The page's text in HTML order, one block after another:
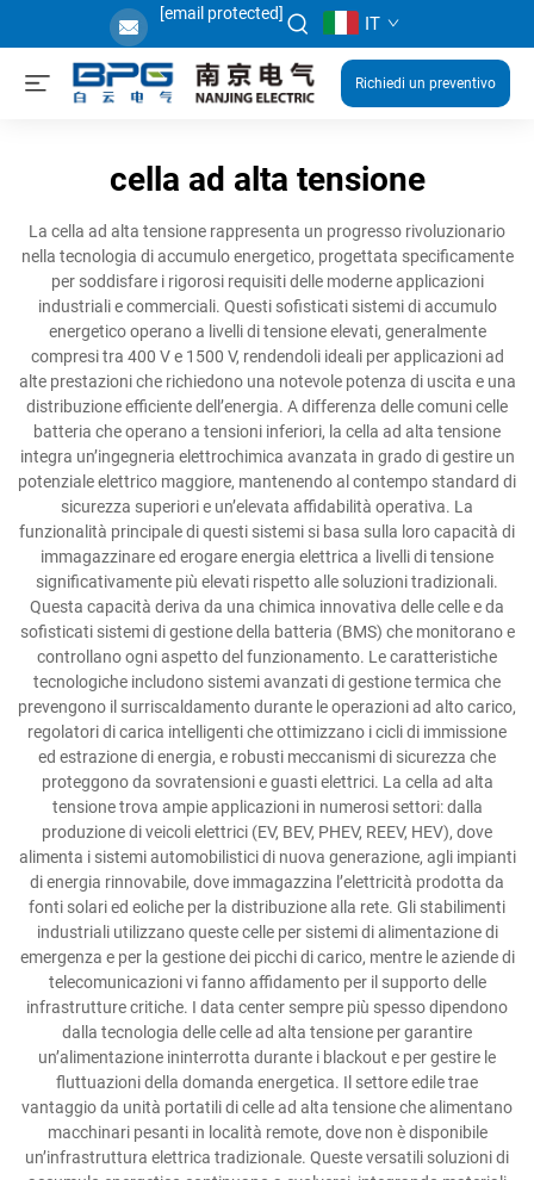
[email protected] IT
Richiedi un preventivo
cella ad alta tensione
La cella ad alta tensione rappresenta un progresso rivoluzionario
nella tecnologia di accumulo energetico, progettata specificamente
per soddisfare i rigorosi requisiti delle moderne applicazioni
industriali e commerciali. Questi sofisticati sistemi di accumulo
energetico operano a livelli di tensione elevati, generalmente
compresi tra 400 V e 1500 V, rendendoli ideali per applicazioni ad
alte prestazioni che richiedono una notevole potenza di uscita e una
distribuzione efficiente dell’energia. A differenza delle comuni celle
batteria che operano a tensioni inferiori, la cella ad alta tensione
integra un’ingegneria elettrochimica avanzata in grado di gestire un
potenziale elettrico maggiore, mantenendo al contempo standard di
sicurezza superiori e un’elevata affidabilità operativa. La
funzionalità principale di questi sistemi si basa sulla loro capacità di
immagazzinare ed erogare energia elettrica a livelli di tensione
significativamente più elevati rispetto alle soluzioni tradizionali.
Questa capacità deriva da una chimica innovativa delle celle e da
sofisticati sistemi di gestione della batteria (BMS) che monitorano e
controllano ogni aspetto del funzionamento. Le caratteristiche
tecnologiche includono sistemi avanzati di gestione termica che
prevengono il surriscaldamento durante le operazioni ad alto carico,
regolatori di carica intelligenti che ottimizzano i cicli di immissione
ed estrazione di energia, e robusti meccanismi di sicurezza che
proteggono da sovratensioni e guasti elettrici. La cella ad alta
tensione trova ampie applicazioni in numerosi settori: dalla
produzione di veicoli elettrici (EV, BEV, PHEV, REEV, HEV), dove
alimenta i sistemi automobilistici di nuova generazione, agli impianti
di energia rinnovabile, dove immagazzina l’elettricità prodotta da
fonti solari ed eoliche per la distribuzione alla rete. Gli stabilimenti
industriali utilizzano queste celle per sistemi di alimentazione di
emergenza e per la gestione dei picchi di carico, mentre le aziende di
telecomunicazioni vi fanno affidamento per il supporto delle
infrastrutture critiche. I data center sempre più spesso dipendono
dalla tecnologia delle celle ad alta tensione per garantire
un’alimentazione ininterrotta durante i blackout e per gestire le
fluttuazioni della domanda energetica. Il settore edile trae
vantaggio da unità portatili di celle ad alta tensione che alimentano
macchinari pesanti in località remote, dove non è disponibile
un’infrastruttura elettrica tradizionale. Queste versatili soluzioni di